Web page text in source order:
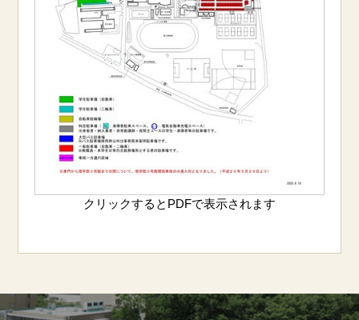
クリックするとPDFで表示されます